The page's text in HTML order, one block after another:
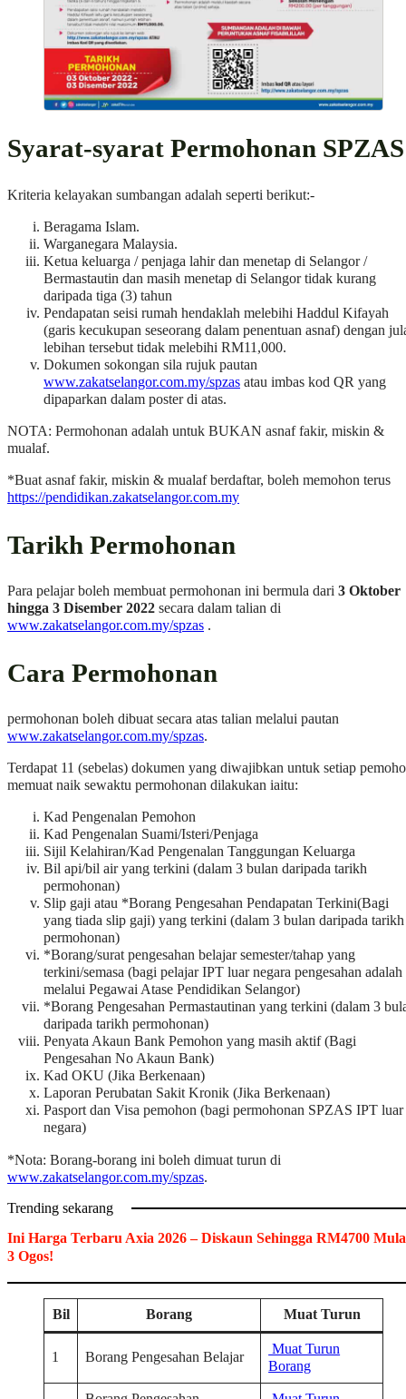
Syarat-syarat Permohonan SPZAS
Kriteria kelayakan sumbangan adalah seperti berikut:-
Beragama Islam.
Warganegara Malaysia.
Ketua keluarga / penjaga lahir dan menetap di Selangor /
Bermastautin dan masih menetap di Selangor tidak kurang
daripada tiga (3) tahun
Pendapatan seisi rumah hendaklah melebihi Haddul Kifayah
(garis kecukupan seseorang dalam penentuan asnaf) dengan
lebihan tersebut tidak melebihi RM11,000.
Dokumen sokongan sila rujuk pautan
www.zakatselangor.com.my/spzas atau imbas kod QR yang
dipaparkan dalam poster di atas.
NOTA: Permohonan adalah untuk BUKAN asnaf fakir, miskin &
mualaf.
*Buat asnaf fakir, miskin & mualaf berdaftar, boleh memohon terus
https://pendidikan.zakatselangor.com.my
Tarikh Permohonan
Para pelajar boleh membuat permohonan ini bermula dari 3 Oktober
hingga 3 Disember 2022 secara dalam talian di
www.zakatselangor.com.my/spzas .
Cara Permohonan
permohonan boleh dibuat secara atas talian melalui pautan
www.zakatselangor.com.my/spzas.
Terdapat 11 (sebelas) dokumen yang diwajibkan untuk setiap
memuat naik sewaktu permohonan dilakukan iaitu:
Kad Pengenalan Pemohon
Kad Pengenalan Suami/Isteri/Penjaga
Sijil Kelahiran/Kad Pengenalan Tanggungan Keluarga
Bil api/bil air yang terkini (dalam 3 bulan daripada tarikh
permohonan)
Slip gaji atau *Borang Pengesahan Pendapatan Terkini(Bagi
yang tiada slip gaji) yang terkini (dalam 3 bulan daripada tarikh
permohonan)
*Borang/surat pengesahan belajar semester/tahap yang
terkini/semasa (bagi pelajar IPT luar negara pengesahan adalah
melalui Pegawai Atase Pendidikan Selangor)
*Borang Pengesahan Permastautinan yang terkini (dalam 3
daripada tarikh permohonan)
Penyata Akaun Bank Pemohon yang masih aktif (Bagi
Pengesahan No Akaun Bank)
Kad OKU (Jika Berkenaan)
Laporan Perubatan Sakit Kronik (Jika Berkenaan)
Pasport dan Visa pemohon (bagi permohonan SPZAS IPT luar
negara)
*Nota: Borang-borang ini boleh dimuat turun di
www.zakatselangor.com.my/spzas.
Trending sekarang
Ini Harga Terbaru Axia 2026 – Diskaun Sehingga RM4700
3 Ogos!
Bil Borang Muat Turun
1 Borang Pengesahan Belajar
Muat Turun
Borang